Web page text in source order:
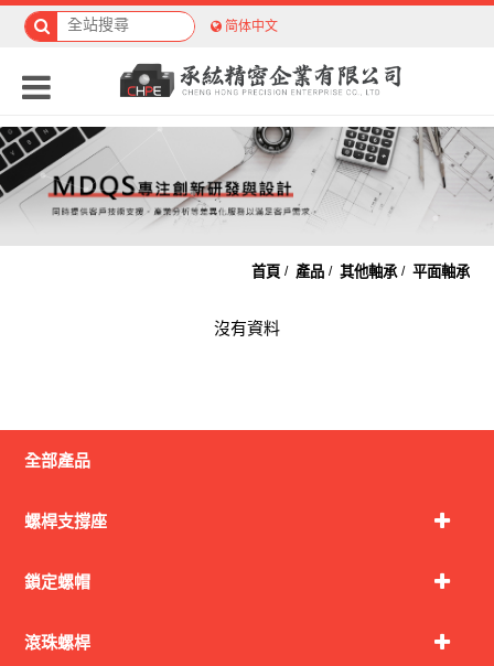
简体中文
全部產品
螺桿支撐座
鎖定螺帽
滾珠螺桿
首頁 產品 其他軸承 平面軸承
沒有資料